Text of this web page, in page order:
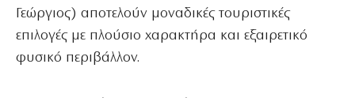
Γεώργιος) αποτελούν μοναδικές τουριστικές
επιλογές με πλούσιο χαρακτήρα και εξαιρετικό
φυσικό περιβάλλον.